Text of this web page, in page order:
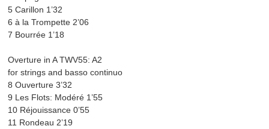
5 Carillon 1’32
6 à la Trompette 2’06
7 Bourrée 1’18
Overture in A TWV55: A2
for strings and basso continuo
8 Ouverture 3’32
9 Les Flots: Modéré 1’55
10 Réjouissance 0’55
11 Rondeau 2’19